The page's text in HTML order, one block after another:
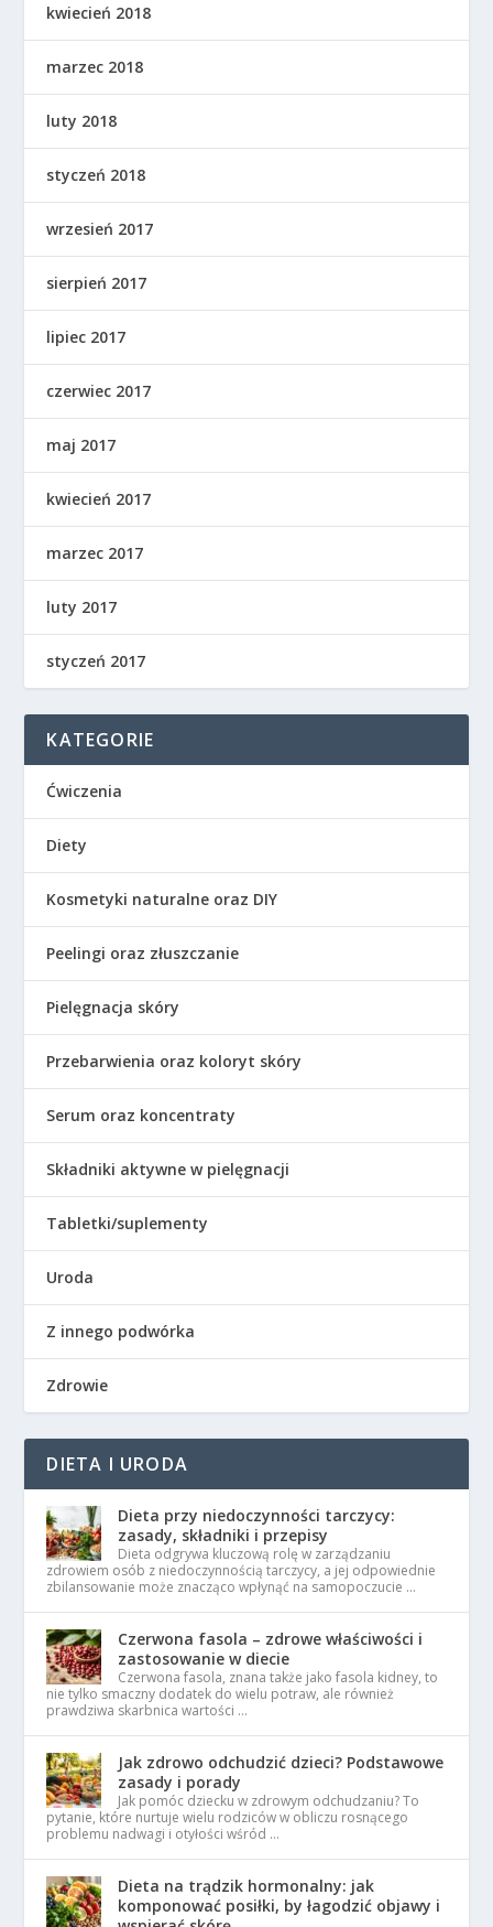
kwiecień 2018
marzec 2018
luty 2018
styczeń 2018
wrzesień 2017
sierpień 2017
lipiec 2017
czerwiec 2017
maj 2017
kwiecień 2017
marzec 2017
luty 2017
styczeń 2017
KATEGORIE
Ćwiczenia
Diety
Kosmetyki naturalne oraz DIY
Peelingi oraz złuszczanie
Pielęgnacja skóry
Przebarwienia oraz koloryt skóry
Serum oraz koncentraty
Składniki aktywne w pielęgnacji
Tabletki/suplementy
Uroda
Z innego podwórka
Zdrowie
DIETA I URODA
Dieta przy niedoczynności tarczycy:
zasady, składniki i przepisy
Dieta odgrywa kluczową rolę w zarządzaniu
zdrowiem osób z niedoczynnością tarczycy, a jej odpowiednie
zbilansowanie może znacząco wpłynąć na samopoczucie …
Czerwona fasola – zdrowe właściwości i
zastosowanie w diecie
Czerwona fasola, znana także jako fasola kidney, to
nie tylko smaczny dodatek do wielu potraw, ale również
prawdziwa skarbnica wartości …
Jak zdrowo odchudzić dzieci? Podstawowe
zasady i porady
Jak pomóc dziecku w zdrowym odchudzaniu? To
pytanie, które nurtuje wielu rodziców w obliczu rosnącego
problemu nadwagi i otyłości wśród …
Dieta na trądzik hormonalny: jak
komponować posiłki, by łagodzić objawy i